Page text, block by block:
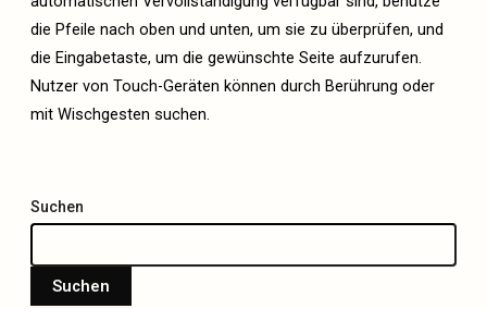
die Pfeile nach oben und unten, um sie zu überprüfen, und
die Eingabetaste, um die gewünschte Seite aufzurufen.
Nutzer von Touch-Geräten können durch Berührung oder
mit Wischgesten suchen.
Suchen
Suchen